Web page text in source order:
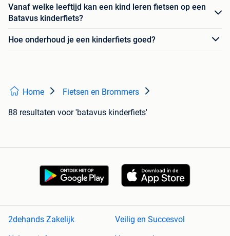
Vanaf welke leeftijd kan een kind leren fietsen op een
Batavus kinderfiets?
Hoe onderhoud je een kinderfiets goed?
Home Fietsen en Brommers
88 resultaten voor 'batavus kinderfiets'
2dehands Zakelijk
Veilig en Succesvol